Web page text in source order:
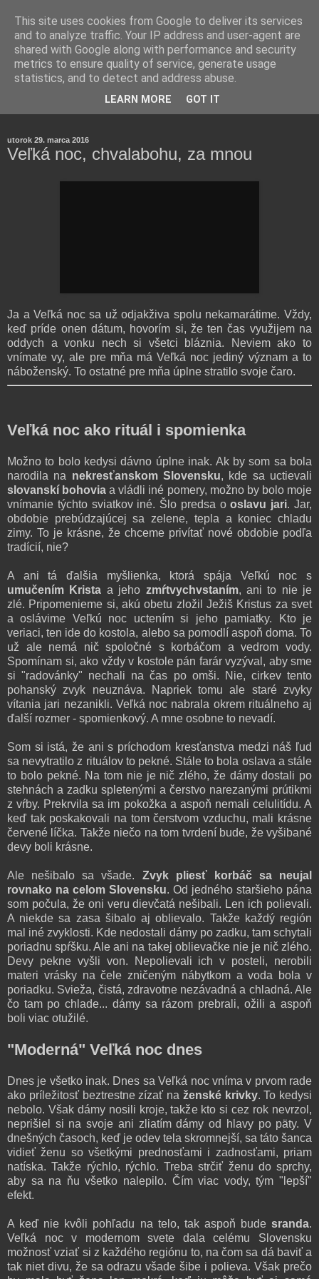
rozoberá témy o zdraví, živote a všetko možné.
utorok 29. marca 2016
Veľká noc, chvalabohu, za mnou
Ja a Veľká noc sa už odjakživa spolu nekamarátime. Vždy,
keď príde onen dátum, hovorím si, že ten čas využijem na
oddych a vonku nech si všetci bláznia. Neviem ako to
vnímate vy, ale pre mňa má Veľká noc jediný význam a to
náboženský. To ostatné pre mňa úplne stratilo svoje čaro.
Veľká noc ako rituál i spomienka
Možno to bolo kedysi dávno úplne inak. Ak by som sa bola
narodila na nekresťanskom Slovensku, kde sa uctievali
slovanskí bohovia a vládli iné pomery, možno by bolo moje
vnímanie týchto sviatkov iné. Šlo predsa ooslavu jari. Jar,
obdobie prebúdzajúcej sa zelene, tepla a koniec chladu
zimy. To je krásne, že chceme privítať nové obdobie podľa
tradícií, nie?
A ani tá ďalšia myšlienka, ktorá spája Veľkú noc s
umučením Krista a jeho zmŕtvychvstaním, ani to nie je
zlé. Pripomenieme si, akú obetu zložil Ježiš Kristus za svet
a oslávime Veľkú noc uctením si jeho pamiatky. Kto je
veriaci, ten ide do kostola, alebo sa pomodlí aspoň doma. To
už ale nemá nič spoločné s korbáčom a vedrom vody.
Spomínam si, ako vždy v kostole pán farár vyzýval, aby sme
si "radovánky" nechali na čas po omši. Nie, cirkev tento
pohanský zvyk neuznáva. Napriek tomu ale staré zvyky
vítania jari nezanikli. Veľká noc nabrala okrem rituálneho aj
ďalší rozmer - spomienkový. A mne osobne to nevadí.
Som si istá, že ani s príchodom kresťanstva medzi náš ľud
sa nevytratilo z rituálov to pekné. Stále to bola oslava a stále
to bolo pekné. Na tom nie je nič zlého, že dámy dostali po
stehnách a zadku spletenými a čerstvo narezanými prútikmi
z vŕby. Prekrvila sa im pokožka a aspoň nemali celulitídu. A
keď tak poskakovali na tom čerstvom vzduchu, mali krásne
červené líčka. Takže niečo na tom tvrdení bude, že vyšibané
devy boli krásne.
Ale nešibalo sa všade. Zvyk pliesť korbáč sa neujal
rovnako na celom Slovensku. Od jedného staršieho pána
som počula, že oni veru dievčatá nešibali. Len ich polievali.
A niekde sa zasa šibalo aj oblievalo. Takže každý región
mal iné zvyklosti. Kde nedostali dámy po zadku, tam schytali
poriadnu spŕšku. Ale ani na takej oblievačke nie je nič zlého.
Devy pekne vyšli von. Nepolievali ich v posteli, nerobili
materi vrásky na čele zničeným nábytkom a voda bola v
poriadku. Svieža, čistá, zdravotne nezávadná a chladná. Ale
čo tam po chlade... dámy sa rázom prebrali, ožili a aspoň
boli viac otužilé.
"Moderná" Veľká noc dnes
Dnes je všetko inak. Dnes sa Veľká noc vníma v prvom rade
ako príležitosť beztrestne zízať na ženské krivky. To kedysi
nebolo. Však dámy nosili kroje, takže kto si cez rok nevrzol,
neprišiel si na svoje ani zliatím dámy od hlavy po päty. V
dnešných časoch, keď je odev tela skromnejší, sa táto šanca
vidieť ženu so všetkými prednosťami i zadnosťami, priam
natíska. Takže rýchlo, rýchlo. Treba strčiť ženu do sprchy,
aby sa na ňu všetko nalepilo. Čím viac vody, tým "lepší"
efekt.
A keď nie kvôli pohľadu na telo, tak aspoň bude sranda.
Veľká noc v modernom svete dala celému Slovensku
možnosť vziať si z každého regiónu to, na čom sa dá baviť a
tak niet divu, že sa odrazu všade šibe i polieva. Však prečo
This site uses cookies from Google to deliver its services
and to analyze traffic. Your IP address and user-agent are
shared with Google along with performance and security
metrics to ensure quality of service, generate usage
statistics, and to detect and address abuse.
LEARN MORE GOT IT